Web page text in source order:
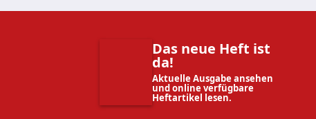
Das neue Heft ist
da!
Aktuelle Ausgabe ansehen
und online verfügbare
Heftartikel lesen.